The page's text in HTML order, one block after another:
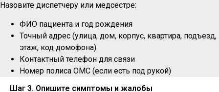
Назовите диспетчеру или медсестре:
ФИО пациента и год рождения
Точный адрес (улица, дом, корпус, квартира, подъезд,
этаж, код домофона)
Контактный телефон для связи
Номер полиса ОМС (если есть под рукой)
Шаг 3. Опишите симптомы и жалобы